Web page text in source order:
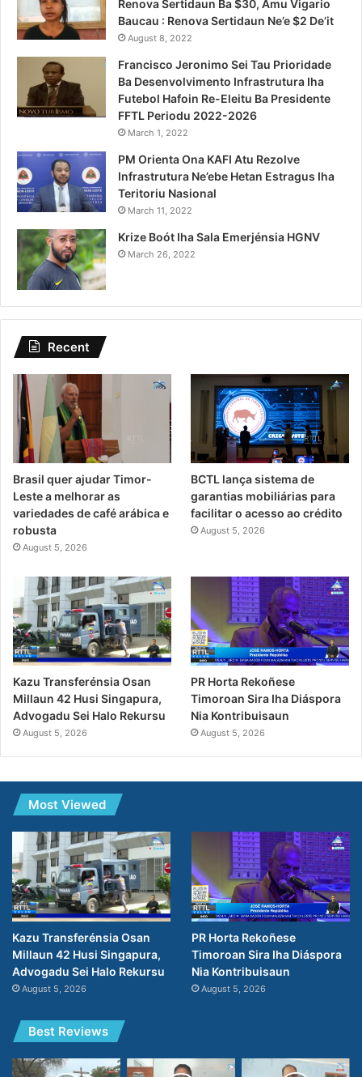
Renova Sertidaun Ba $30, Amu Vigario
Baucau : Renova Sertidaun Ne’e $2 De’it
August 8, 2022
Francisco Jeronimo Sei Tau Prioridade
Ba Desenvolvimento Infrastrutura Iha
Futebol Hafoin Re-Eleitu Ba Presidente
FFTL Periodu 2022-2026
March 1, 2022
PM Orienta Ona KAFI Atu Rezolve
Infrastrutura Ne’ebe Hetan Estragus Iha
Teritoriu Nasional
March 11, 2022
Krize Boót Iha Sala Emerjénsia HGNV
March 26, 2022
Recent
Brasil quer ajudar Timor-
Leste a melhorar as
variedades de café arábica e
robusta
August 5, 2026
BCTL lança sistema de
garantias mobiliárias para
facilitar o acesso ao crédito
August 5, 2026
Kazu Transferénsia Osan
Millaun 42 Husi Singapura,
Advogadu Sei Halo Rekursu
August 5, 2026
PR Horta Rekoñese
Timoroan Sira Iha Diáspora
Nia Kontribuisaun
August 5, 2026
Most Viewed
Kazu Transferénsia Osan
Millaun 42 Husi Singapura,
Advogadu Sei Halo Rekursu
August 5, 2026
PR Horta Rekoñese
Timoroan Sira Iha Diáspora
Nia Kontribuisaun
August 5, 2026
Best Reviews